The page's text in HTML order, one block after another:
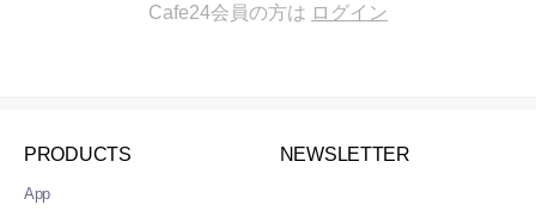
Cafe24会員の方は ログイン
PRODUCTS
App
NEWSLETTER